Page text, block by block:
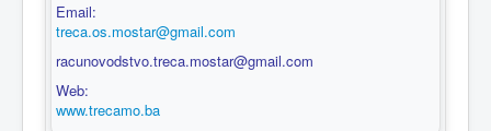
Email:
treca.os.mostar@gmail.com
racunovodstvo.treca.mostar@gmail.com
Web:
www.trecamo.ba